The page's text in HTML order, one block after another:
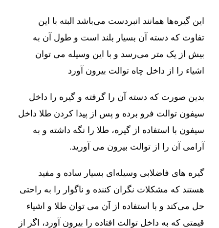
این گیره‌ها همانند انبردست می‌باشد البته با این
تفاوت که دسته آن بسیار بلند است و طول آن به
بیش از یک متر می‌رسد و با این وسیله می توان
اشیاء را از داخل چاه توالت بیرون آورد
بدین صورت که دسته آن را گرفته و گیره را داخل
سیفون توالت فرو برده و پس از پیدا کردن طلا داخل
سیفون با استفاده از گیره، طلا را نگه داشته و به
آرامی آن را از توالت بیرون می آورید.
گیره های فاضلابی وسیله‌ای بسیار ساده و مفید
هستند که مشکلات نگران کننده و ناگوار را به راحتی
حل می‌کند و با استفاده از آن می توان طلا و اشیاء
قیمتی که به داخل توالت افتاده را بیرون آورد، اگر از